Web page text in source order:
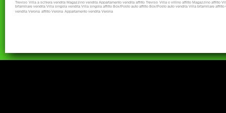
Treviso Villa a schiera vendita Magazzino vendita Appartamento vendita affitto Treviso Villa o villino affitto Magazzino affitto
bifamiliare vendita Villa singola vendita Villa singola affitto Box/Posto auto affitto Box/Posto auto vendita Villa bifamiliare affitto
vendita Verona affitto Verona Appartamento vendita Verona